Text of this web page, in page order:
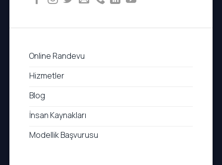
Online Randevu
Hizmetler
Blog
İnsan Kaynakları
Modellik Başvurusu